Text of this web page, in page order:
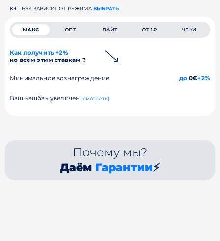
КЭШБЭК ЗАВИСИТ ОТ РЕЖИМА ВЫБРАТЬ
МАКС ОПТ ЛАЙТ ОТ 1₽ ЧЕКИ
Как получить +2%
ко всем этим ставкам ?
Минимальное вознаграждение до0€+2%
Ваш кэшбэк увеличен (смотреть)
Почему мы?
Даём Гарантии⚡